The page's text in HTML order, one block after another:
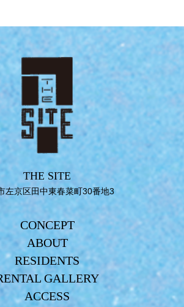
THE SITE
左京区田中東春菜町30番地3
CONCEPT
ABOUT
RESIDENTS
GALLERY
ACCESS